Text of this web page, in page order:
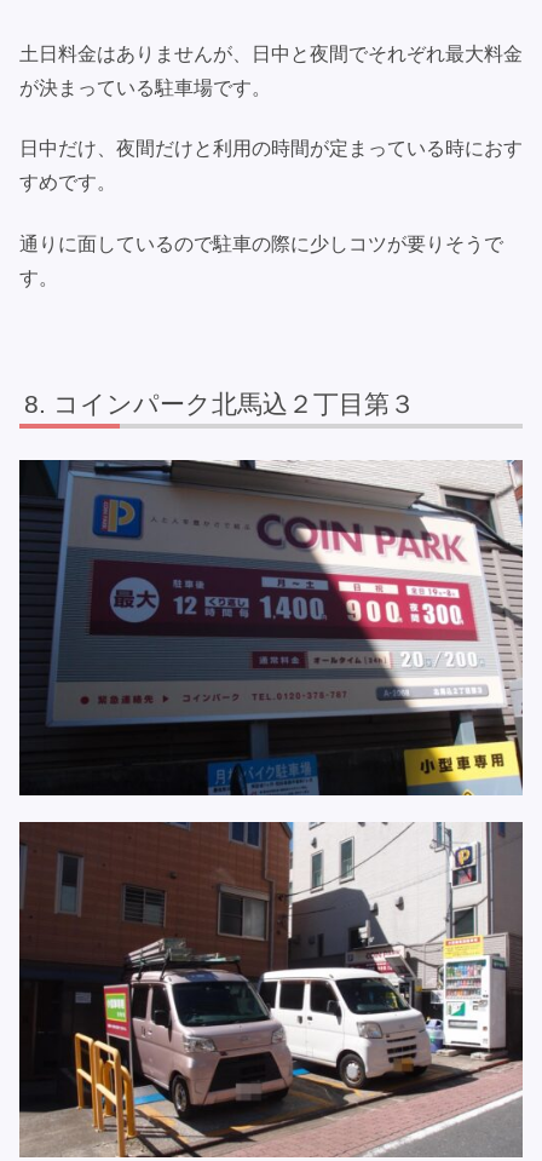
土日料金はありませんが、日中と夜間でそれぞれ最大料金
が決まっている駐車場です。
日中だけ、夜間だけと利用の時間が定まっている時におす
すめです。
通りに面しているので駐車の際に少しコツが要りそうで
す。
コインパーク北馬込２丁目第３